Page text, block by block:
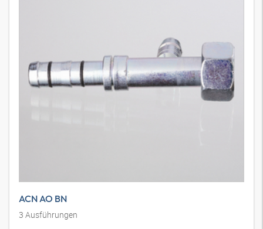
ACN AO BN
3 Ausführungen